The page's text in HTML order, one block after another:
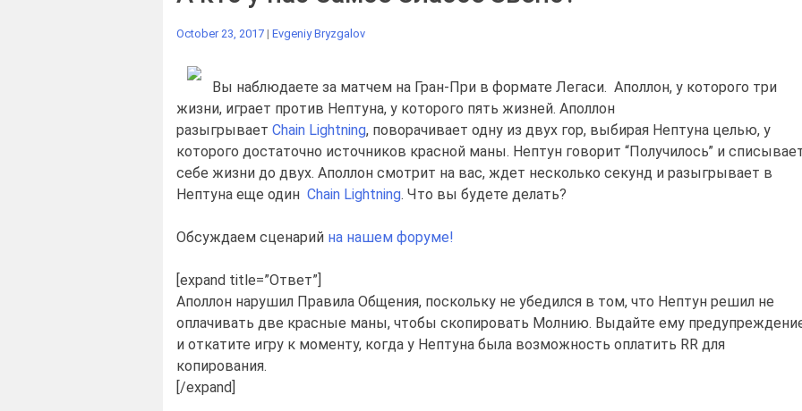
October 23, 2017 | Evgeniy Bryzgalov
Вы наблюдаете за матчем на Гран-При в формате Легаси. Аполлон, у которого три
жизни, играет против Нептуна, у которого пять жизней. Аполлон
разыгрывает Chain Lightning, поворачивает одну из двух гор, выбирая Нептуна целью, у
которого достаточно источников красной маны. Нептун говорит “Получилось” и
себе жизни до двух. Аполлон смотрит на вас, ждет несколько секунд и разыгрывает в
Нептуна еще один Chain Lightning. Что вы будете делать?
Обсуждаем сценарий на нашем форуме!
[expand title=”Ответ”]
Аполлон нарушил Правила Общения, поскольку не убедился в том, что Нептун решил не
оплачивать две красные маны, чтобы скопировать Молнию. Выдайте ему
и откатите игру к моменту, когда у Нептуна была возможность оплатить RR для
копирования.
[/expand]